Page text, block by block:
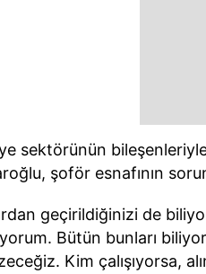
sektörünün bileşenleriyle
şoför esnafının
geçirildiğinizi de
Bütün bunları
Kim çalışıyorsa,